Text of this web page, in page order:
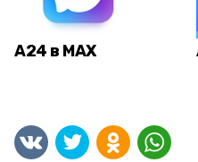
А24 в MAX